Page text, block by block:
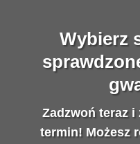
Wybierz
Zadzwoń teraz
termin! Możesz